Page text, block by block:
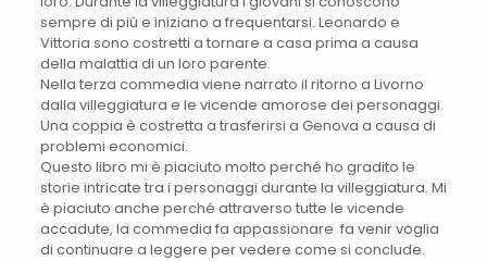
sempre di più e iniziano a frequentarsi. Leonardo e
Vittoria sono costretti a tornare a casa prima a causa
della malattia di un loro parente.
Nella terza commedia viene narrato il ritorno a Livorno
dalla villeggiatura e le vicende amorose dei personaggi.
Una coppia è costretta a trasferirsi a Genova a causa di
problemi economici.
Questo libro mi è piaciuto molto perché ho gradito le
storie intricate tra i personaggi durante la villeggiatura. Mi
è piaciuto anche perché attraverso tutte le vicende
accadute, la commedia fa appassionare fa venir voglia
di continuare a leggere per vedere come si conclude.